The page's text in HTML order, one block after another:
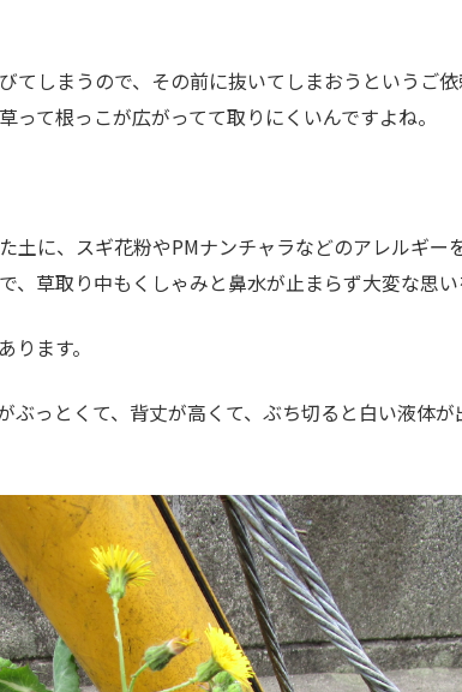
てしまうので、その前に抜いてしまおうというご
て根っこが広がってて取りにくいんですよね。
土に、スギ花粉やPMナンチャラなどのアレルギー
、草取り中もくしゃみと鼻水が止まらず大変な思い
ます。
ぶっとくて、背丈が高くて、ぶち切ると白い液体